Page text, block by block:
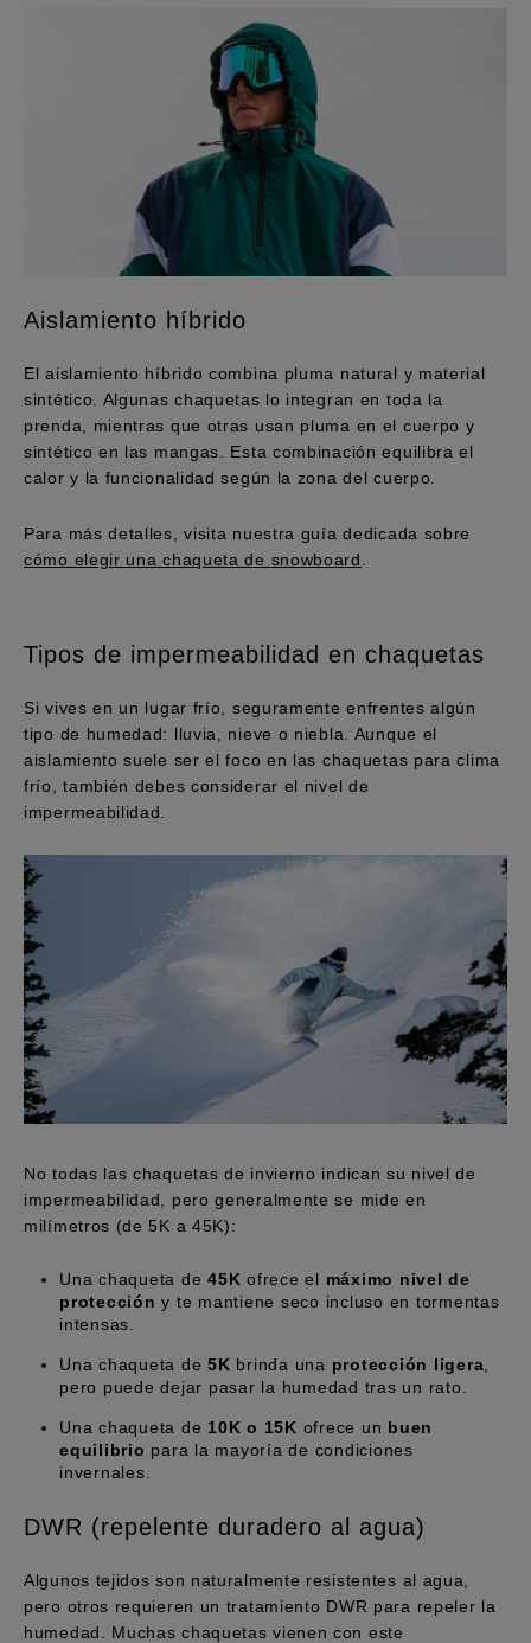
Aislamiento híbrido
El aislamiento híbrido combina pluma natural y material
sintético. Algunas chaquetas lo integran en toda la
prenda, mientras que otras usan pluma en el cuerpo y
sintético en las mangas. Esta combinación equilibra el
calor y la funcionalidad según la zona del cuerpo.
Para más detalles, visita nuestra guía dedicada sobre
cómo elegir una chaqueta de snowboard.
Tipos de impermeabilidad en chaquetas
Si vives en un lugar frío, seguramente enfrentes algún
tipo de humedad: lluvia, nieve o niebla. Aunque el
aislamiento suele ser el foco en las chaquetas para clima
frío, también debes considerar el nivel de
impermeabilidad.
No todas las chaquetas de invierno indican su nivel de
impermeabilidad, pero generalmente se mide en
milímetros (de 5K a 45K):
Una chaqueta de 45K ofrece el máximo nivel de
protección y te mantiene seco incluso en tormentas
intensas.
Una chaqueta de 5K brinda una protección ligera
pero puede dejar pasar la humedad tras un rato.
Una chaqueta de 10K o 15K ofrece un buen
equilibrio para la mayoría de condiciones
invernales.
DWR (repelente duradero al agua)
Algunos tejidos son naturalmente resistentes al agua,
pero otros requieren un tratamiento DWR para repeler la
humedad. Muchas chaquetas vienen con este